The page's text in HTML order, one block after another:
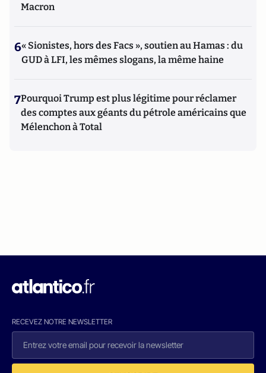
Macron
6« Sionistes, hors des Facs », soutien au Hamas : du
GUD à LFI, les mêmes slogans, la même haine
7Pourquoi Trump est plus légitime pour réclamer
des comptes aux géants du pétrole américains que
Mélenchon à Total
RECEVEZ NOTRE NEWSLETTER